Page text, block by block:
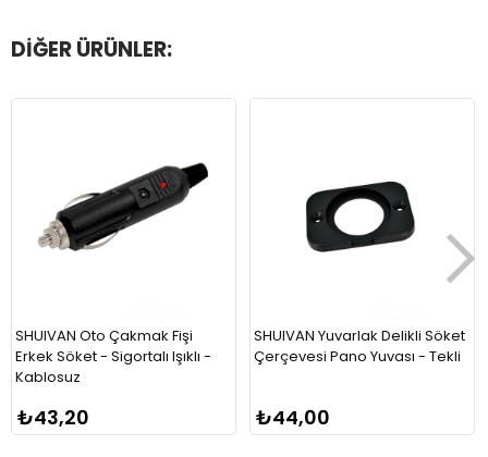
DIĞER ÜRÜNLER:
SHUIVAN Oto Çakmak Fişi
Erkek Söket - Sigortalı Işıklı -
Kablosuz
₺43,20
SHUIVAN Yuvarlak Delikli Söket
Çerçevesi Pano Yuvası - Tekli
₺44,00